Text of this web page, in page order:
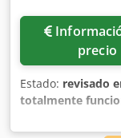
Información de
precio
Estado: revisado
totalmente
,
motor:J624GS-F,